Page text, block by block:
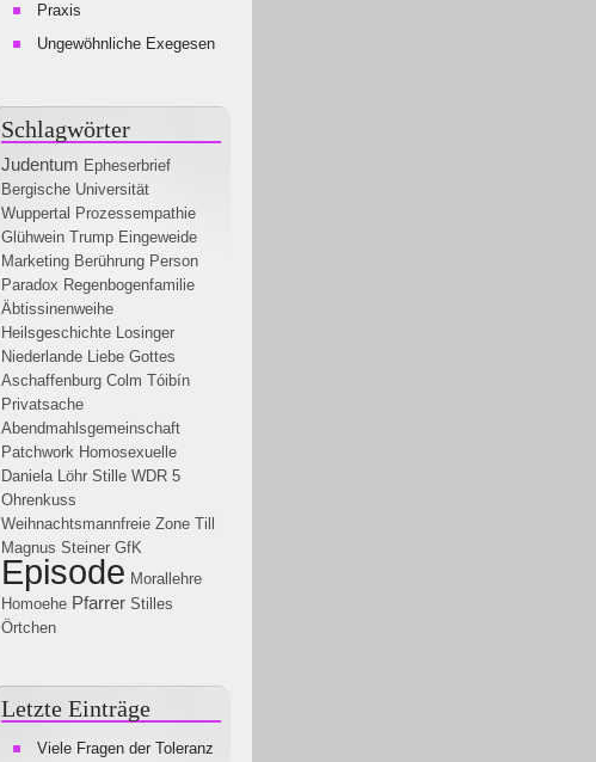
Praxis
Ungewöhnliche Exegesen
Schlagwörter
Judentum Epheserbrief
Bergische Universität
Wuppertal Prozessempathie
Glühwein Trump Eingeweide
Marketing Berührung Person
Paradox Regenbogenfamilie
Äbtissinenweihe
Heilsgeschichte Losinger
Niederlande Liebe Gottes
Aschaffenburg Colm Tóibín
Privatsache
Abendmahlsgemeinschaft
Patchwork Homosexuelle
Daniela Löhr Stille WDR 5
Ohrenkuss
Weihnachtsmannfreie Zone Till
Magnus Steiner GfK
Episode Morallehre
Homoehe Pfarrer Stilles
Örtchen
Letzte Einträge
Viele Fragen der Toleranz